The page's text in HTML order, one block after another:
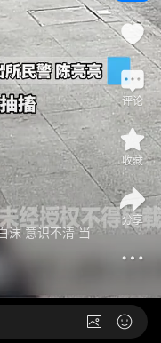
沫 意识不清 当
评论
收藏
分享